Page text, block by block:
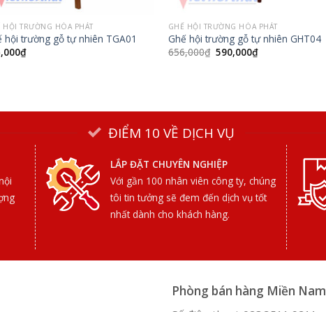
HỘI TRƯỜNG HÒA PHÁT
hội trường gỗ tự nhiên TGA01
₫
GHẾ HỘI TRƯỜNG HÒA PHÁT
Ghế hội trường gỗ tự nhiên GHT04
656,000₫ Giá
gốc
590,000₫Giá
hiện
ĐIỂM 10 VỀ DỊCH VỤ
LẮP ĐẶT CHUYÊN NGHIỆP
Với gần 100 nhân viên công ty, chúng
tôi tin tưởng sẽ đem đến dịch vụ tốt
nhất dành cho khách hàng.
Phòng bán hàng Miền Nam